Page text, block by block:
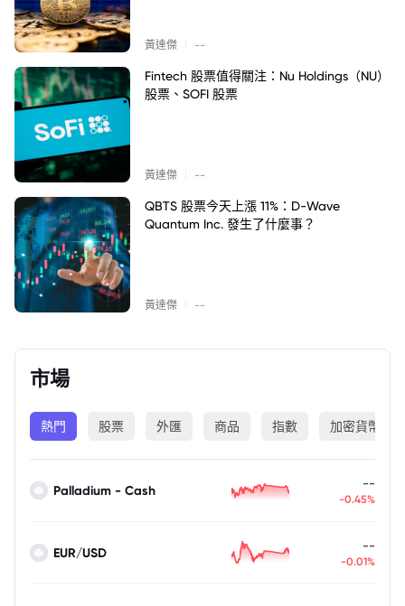
黃達傑 --
Fintech 股票值得關注：Nu Holdings（NU）
股票、SOFI 股票
黃達傑 --
QBTS 股票今天上漲 11%：D-Wave
Quantum Inc. 發生了什麼事？
黃達傑 --
市場
熱門 股票 外匯 商品 指數 加密貨幣
Palladium - Cash --
-0.45%
EUR/USD --
-0.01%